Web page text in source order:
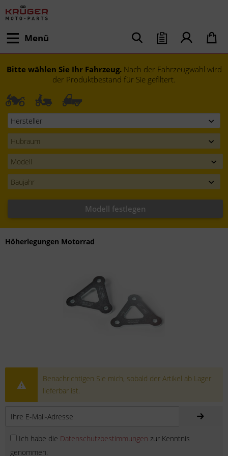
Menü
Bitte wählen Sie Ihr Fahrzeug. Nach der Fahrzeugwahl wird
der Produktbestand für Sie gefiltert.
Modell festlegen
Höherlegungen Motorrad
Benachrichtigen Sie mich, sobald der Artikel ab Lager
lieferbar ist.
Ich habe die Datenschutzbestimmungen zur Kenntnis
genommen.